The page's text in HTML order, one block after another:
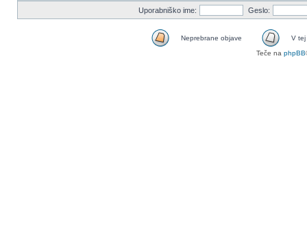
Uporabniško ime: Geslo:
Neprebrane objave
V tej
Teče na phpBB